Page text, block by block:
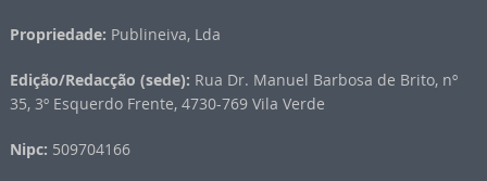
Propriedade: Publineiva, Lda
Edição/Redacção (sede): Rua Dr. Manuel Barbosa de Brito, nº
35, 3º Esquerdo Frente, 4730-769 Vila Verde
Nipc: 509704166